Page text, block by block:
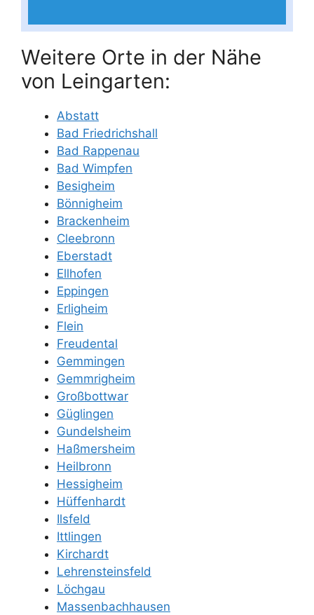
Weitere Orte in der Nähe
von Leingarten:
Abstatt
Bad Friedrichshall
Bad Rappenau
Bad Wimpfen
Besigheim
Bönnigheim
Brackenheim
Cleebronn
Eberstadt
Ellhofen
Eppingen
Erligheim
Flein
Freudental
Gemmingen
Gemmrigheim
Großbottwar
Güglingen
Gundelsheim
Haßmersheim
Heilbronn
Hessigheim
Hüffenhardt
Ilsfeld
Ittlingen
Kirchardt
Lehrensteinsfeld
Löchgau
Massenbachhausen